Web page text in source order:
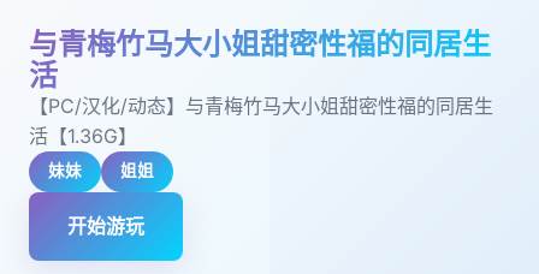
与青梅竹马大小姐甜密性福的同居生
活
【PC/汉化/动态】与青梅竹马大小姐甜密性福的同居生
活【1.36G】
妹妹 姐姐
开始游玩